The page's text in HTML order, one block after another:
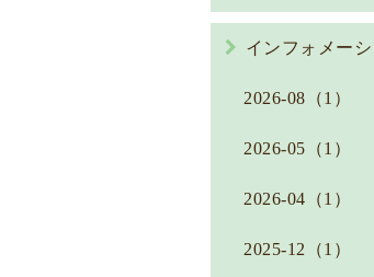
インフォメー
2026-08（1）
2026-05（1）
2026-04（1）
2025-12（1）